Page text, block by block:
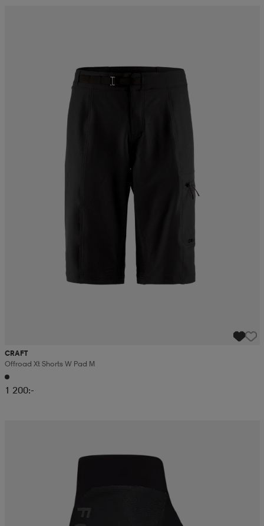
CRAFT
Offroad Xt Shorts W Pad M
1 200:-